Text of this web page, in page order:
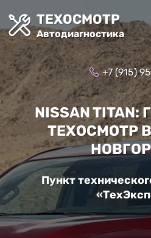
ТЕХОСМОТР
Автодиагностика
+7 (915)
NISSAN
ТЕХОСМОТР
Пункт